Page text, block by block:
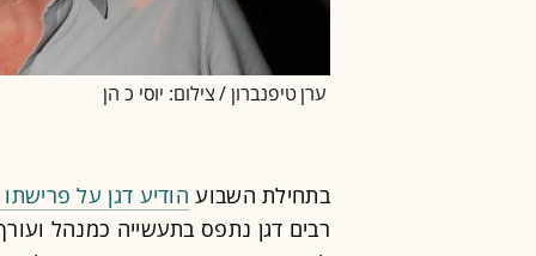
ערן טיפנברון / צילום: יוסי כ הן
בתחילת השבוע הודיע דגן על
רבים דגן נתפס בתעשייה כמנהל